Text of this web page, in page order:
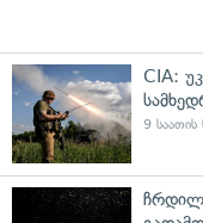
CIA:
9 საათის